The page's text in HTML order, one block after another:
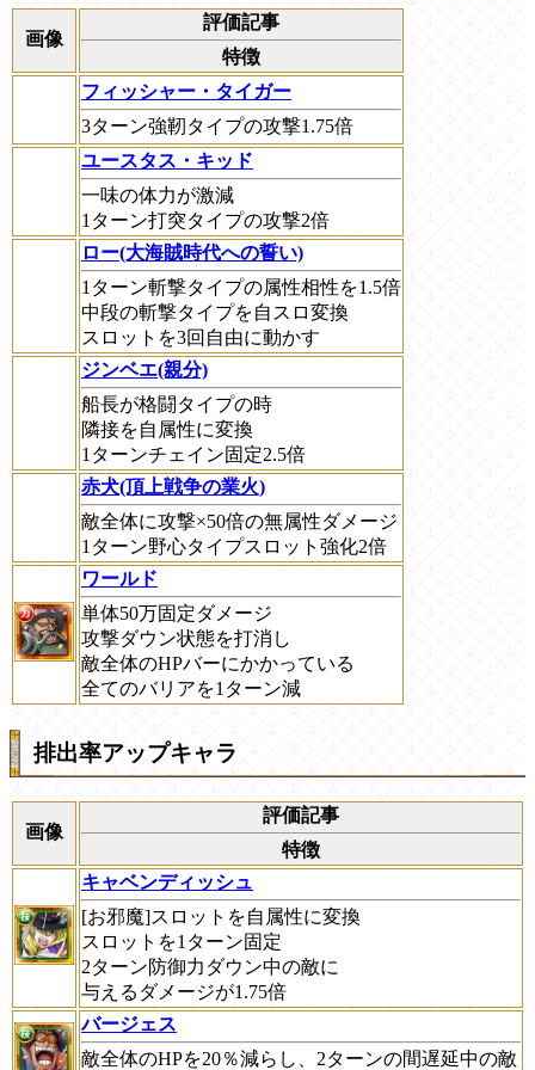
画像
評価記事
特徴
フィッシャー・タイガー
3ターン強靭タイプの攻撃1.75倍
ユースタス・キッド
一味の体力が激減
1ターン打突タイプの攻撃2倍
ロー(大海賊時代への誓い)
1ターン斬撃タイプの属性相性を1.5倍
中段の斬撃タイプを自スロ変換
スロットを3回自由に動かす
ジンベエ(親分)
船長が格闘タイプの時
隣接を自属性に変換
1ターンチェイン固定2.5倍
赤犬(頂上戦争の業火)
敵全体に攻撃×50倍の無属性ダメージ
1ターン野心タイプスロット強化2倍
ワールド
単体50万固定ダメージ
攻撃ダウン状態を打消し
敵全体のHPバーにかかっている
全てのバリアを1ターン減
排出率アップキャラ
画像
評価記事
特徴
キャベンディッシュ
[お邪魔]スロットを自属性に変換
スロットを1ターン固定
2ターン防御力ダウン中の敵に
与えるダメージが1.75倍
バージェス
敵全体のHPを20％減らし、2ターンの間遅延中の敵